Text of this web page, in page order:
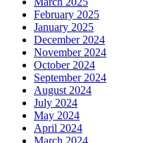
February 2025
January 2025
December 2024
November 2024
October 2024
September 2024
August 2024
July 2024
May 2024
April 2024